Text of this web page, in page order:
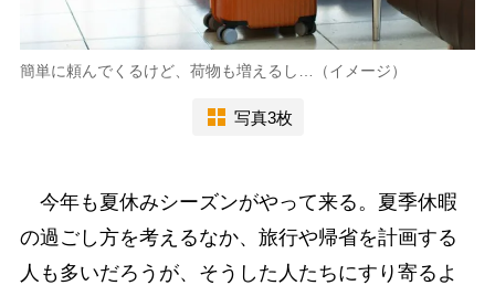
簡単に頼んでくるけど、荷物も増えるし…（イメージ）
写真3枚
今年も夏休みシーズンがやって来る。夏季休暇
の過ごし方を考えるなか、旅行や帰省を計画する
人も多いだろうが、そうした人たちにすり寄るよ